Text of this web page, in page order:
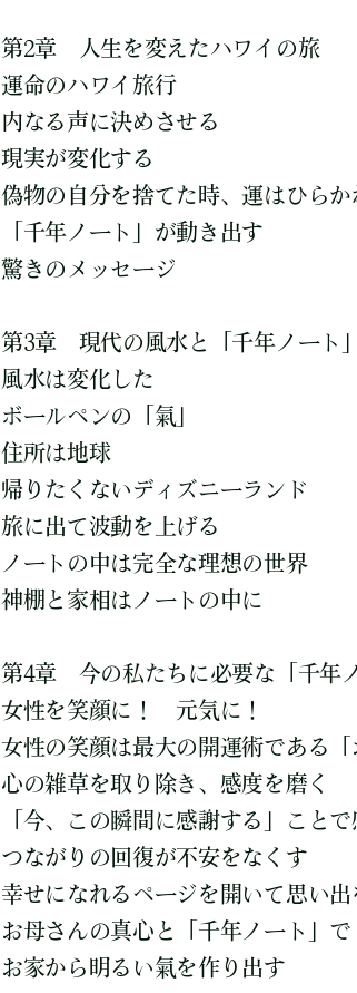
第2章 人生を変えたハワイの旅
運命のハワイ旅行
内なる声に決めさせる
現実が変化する
偽物の自分を捨てた時、運はひらか
「千年ノート」が動き出す
驚きのメッセージ
第3章 現代の風水と「千年ノート」
風水は変化した
ボールペンの「氣」
住所は地球
帰りたくないディズニーランド
旅に出て波動を上げる
ノートの中は完全な理想の世界
神棚と家相はノートの中に
第4章 今の私たちに必要な「千年ノ
女性を笑顔に！ 元気に！
女性の笑顔は最大の開運術である「
心の雑草を取り除き、感度を磨く
「今、この瞬間に感謝する」ことで
つながりの回復が不安をなくす
幸せになれるページを開いて思い出
お母さんの真心と「千年ノート」で
お家から明るい氣を作り出す